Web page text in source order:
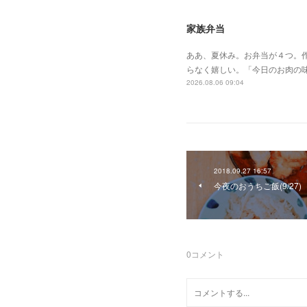
家族弁当
ああ、夏休み。お弁当が４つ。
らなく嬉しい。「今日のお肉
2026.08.06 09:04
2018.09.27 16:57
今夜のおうちご飯(9/27)
0コメント